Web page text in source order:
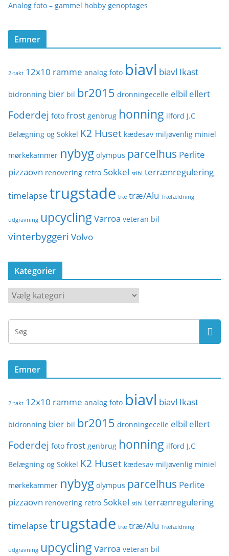
Analog foto – gammel hobby genoptages
Emner
2-takt 12x10 ramme analog foto biavl biavl Ikast
bidronning bier bil br2015 dronningecelle elbil ellert
Foderdej foto frost genbrug honning ilford J.C
Belægning og Sokkel K2 Huset kædesav miljøvenlig miniel
mørkekammer nybyg olympus parcelhus Perlite
pizzaovn renovering retro Sokkel stihl terrænregulering
timelapse trugstade træ træ/Alu Træfældning
udgravning upcycling Varroa veteran bil
vinterbyggeri Volvo
Kategorier
K
a
t
g
r
Emner
2-takt 12x10 ramme analog foto biavl biavl Ikast
bidronning bier bil br2015 dronningecelle elbil ellert
Foderdej foto frost genbrug honning ilford J.C
Belægning og Sokkel K2 Huset kædesav miljøvenlig miniel
mørkekammer nybyg olympus parcelhus Perlite
pizzaovn renovering retro Sokkel stihl terrænregulering
timelapse trugstade træ træ/Alu Træfældning
udgravning upcycling Varroa veteran bil